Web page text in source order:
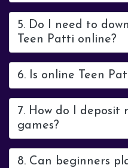
5. Do I need to
Teen Patti online?
6. Is online Teen
7. How do I deposit
games?
8. Can beginners